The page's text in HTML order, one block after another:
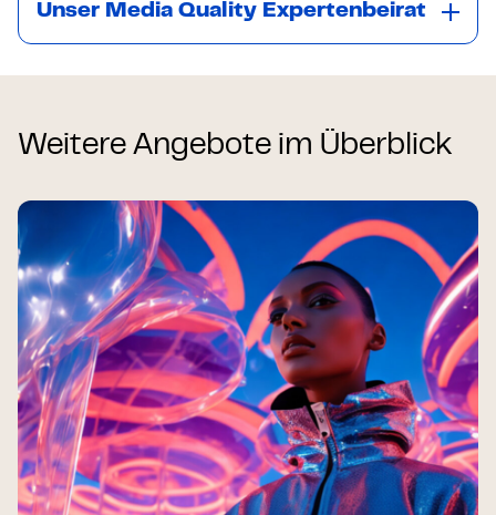
Unser Media Quality Expertenbeirat
Weitere Angebote im Überblick